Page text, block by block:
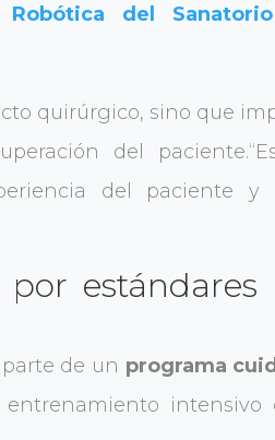
del
quirúrgico, sino que
del
del paciente y
estándares
de un programa
intensivo